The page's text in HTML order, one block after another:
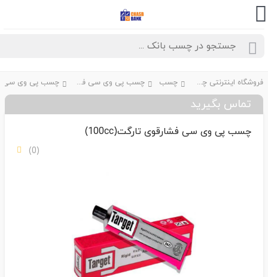
فروشگاه اینترنتی چسب بانک چسب چسب پی وی سی فشارقوی
تماس بگیرید
چسب پی وی سی فشارقوی تارگت(100cc)